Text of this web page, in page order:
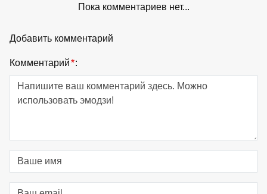
Пока комментариев нет...
Добавить комментарий
Комментарий*: